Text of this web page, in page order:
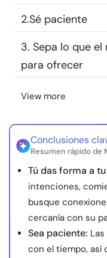
Encuentra un
Idioma
Sobre nosotros
© Copyright 2026.
2.Sé paciente
3. Sepa lo que
para ofrecer
View more
Conclusiones
Resumen rápido de
Tú das forma a
intenciones,
busque
cercanía con su
Sea paciente:
con el tiempo, así